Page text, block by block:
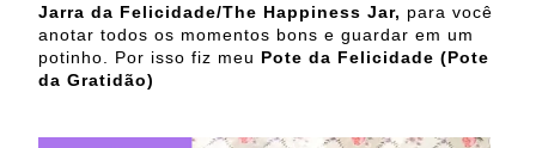
Jarra da Felicidade/The Happiness Jar, para você
anotar todos os momentos bons e guardar em um
potinho. Por isso fiz meu Pote da Felicidade (Pote
da Gratidão)